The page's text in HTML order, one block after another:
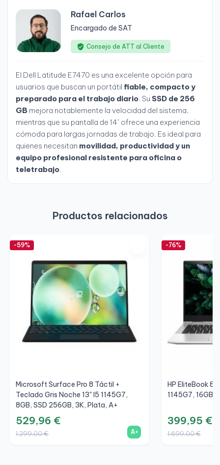
Rafael Carlos
Encargado de SAT
Consejo de ATT al Cliente
El Dell Latitude E7470 es una excelente opción para
usuarios que buscan un portátil fiable, compacto y
preparado para el trabajo diario. Su SSD de 256
GB mejora notablemente la velocidad del sistema,
mientras que su pantalla de 14" ofrece una experiencia
cómoda para largas jornadas de trabajo. Es ideal para
quienes necesitan movilidad, productividad y un
equipo profesional resistente para oficina o
teletrabajo.
Productos relacionados
-59%
Microsoft Surface Pro 8 Táctil +
Teclado Gris Noche 13" I5 1145G7,
8GB, SSD 256GB, 3K, Plata, A+
529,96 €
1.299,00 € A+
-76%
HP EliteBook
1145G7, 16GB,
399,95 €
1.699,00 €